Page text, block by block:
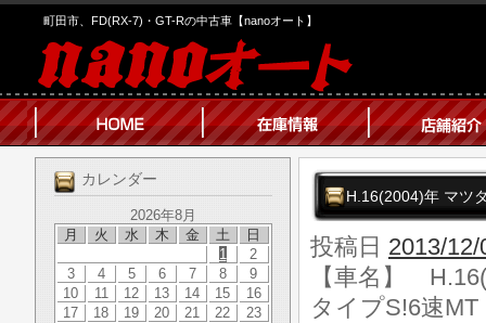
町田市、FD(RX-7)・GT-Rの中古車【nanoオート】
カレンダー
2026年8月
月
火 水 木 金 土 日
1
2
3
4 5 6 7 8
9
10
11 12 13 14 15
16
17
18 19 20 21 22
23
H.16(2004)年 マツ
投稿日 2013/12/
【車名】
タイプS!6速MT